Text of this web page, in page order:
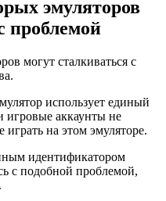
эмуляторов
проблемой
могут сталкиваться с
использует единый
игровые аккаунты не
на этом эмуляторе.
идентификатором
с подобной проблемой,